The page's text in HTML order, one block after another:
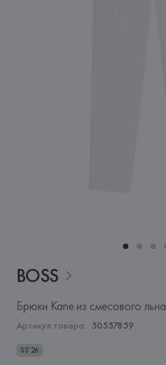
BOSS
Брюки Kane из смесового льна
Артикул товара: 50557859
SS'26